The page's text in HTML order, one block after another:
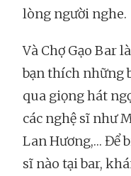
lòng người nghe.
Và Chợ Gạo Bar
bạn thích những
qua giọng hát
các nghệ sĩ như
Lan Hương,… Để
sĩ nào tại bar,